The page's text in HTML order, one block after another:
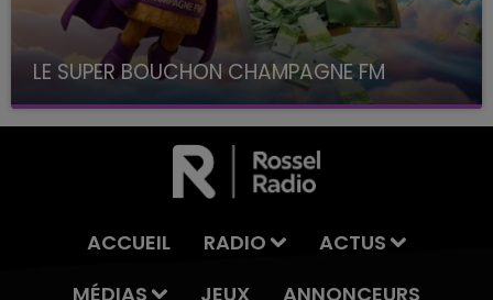
LE SUPER BOUCHON CHAMPAGNE FM
avec La Famille Champagne FM, à 8H10
ACCUEIL RADIO
ACTUS
MÉDIAS
JEUX ANNONCEURS